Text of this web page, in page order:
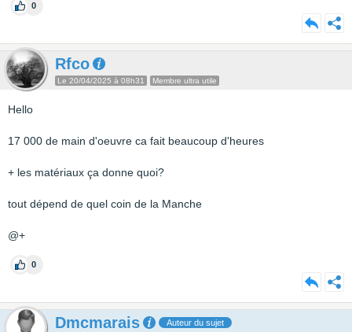
0
Rfco
Le 20/04/2025 à 08h31 Membre ultra utile
Hello
17 000 de main d'oeuvre ca fait beaucoup d'heures
+ les matériaux ça donne quoi?
tout dépend de quel coin de la Manche
@+
0
Dmcmarais Auteur du sujet